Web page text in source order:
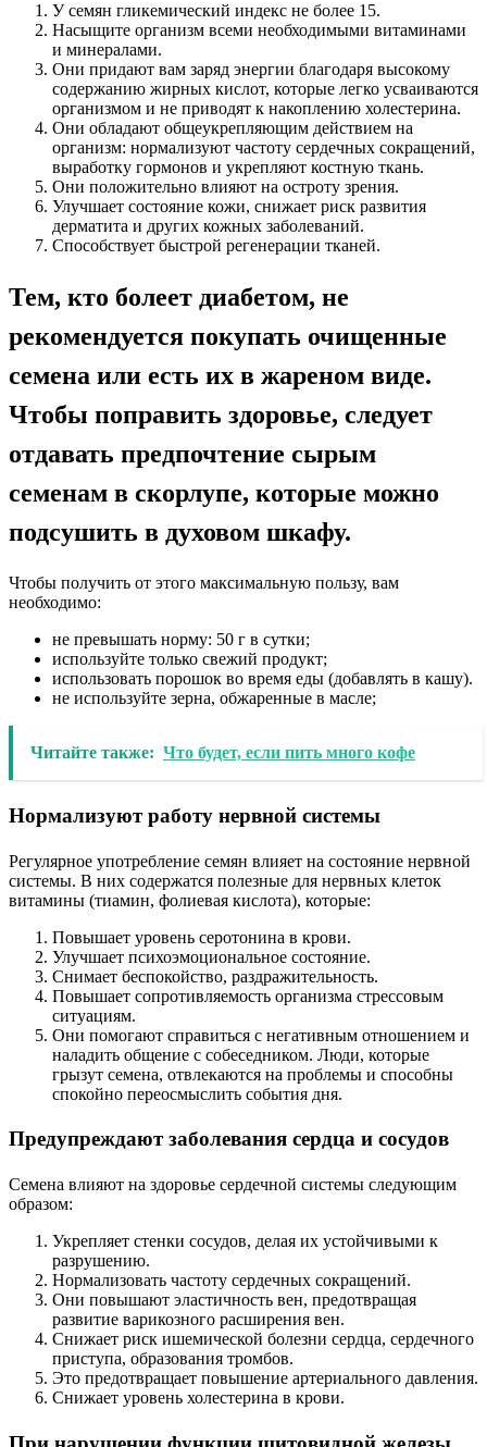
У семян гликемический индекс не более 15.
Насыщите организм всеми необходимыми витаминами
и минералами.
Они придают вам заряд энергии благодаря высокому
содержанию жирных кислот, которые легко усваиваются
организмом и не приводят к накоплению холестерина.
Они обладают общеукрепляющим действием на
организм: нормализуют частоту сердечных сокращений,
выработку гормонов и укрепляют костную ткань.
Они положительно влияют на остроту зрения.
Улучшает состояние кожи, снижает риск развития
дерматита и других кожных заболеваний.
Способствует быстрой регенерации тканей.
Тем, кто болеет диабетом, не
рекомендуется покупать очищенные
семена или есть их в жареном виде.
Чтобы поправить здоровье, следует
отдавать предпочтение сырым
семенам в скорлупе, которые можно
подсушить в духовом шкафу.
Чтобы получить от этого максимальную пользу, вам
необходимо:
не превышать норму: 50 г в сутки;
используйте только свежий продукт;
использовать порошок во время еды (добавлять в кашу).
не используйте зерна, обжаренные в масле;
Читайте также: Что будет, если пить много кофе
Нормализуют работу нервной системы
Регулярное употребление семян влияет на состояние нервной
системы. В них содержатся полезные для нервных клеток
витамины (тиамин, фолиевая кислота), которые:
Повышает уровень серотонина в крови.
Улучшает психоэмоциональное состояние.
Снимает беспокойство, раздражительность.
Повышает сопротивляемость организма стрессовым
ситуациям.
Они помогают справиться с негативным отношением и
наладить общение с собеседником. Люди, которые
грызут семена, отвлекаются на проблемы и способны
спокойно переосмыслить события дня.
Предупреждают заболевания сердца и сосудов
Семена влияют на здоровье сердечной системы следующим
образом:
Укрепляет стенки сосудов, делая их устойчивыми к
разрушению.
Нормализовать частоту сердечных сокращений.
Они повышают эластичность вен, предотвращая
развитие варикозного расширения вен.
Снижает риск ишемической болезни сердца, сердечного
приступа, образования тромбов.
Это предотвращает повышение артериального давления.
Снижает уровень холестерина в крови.